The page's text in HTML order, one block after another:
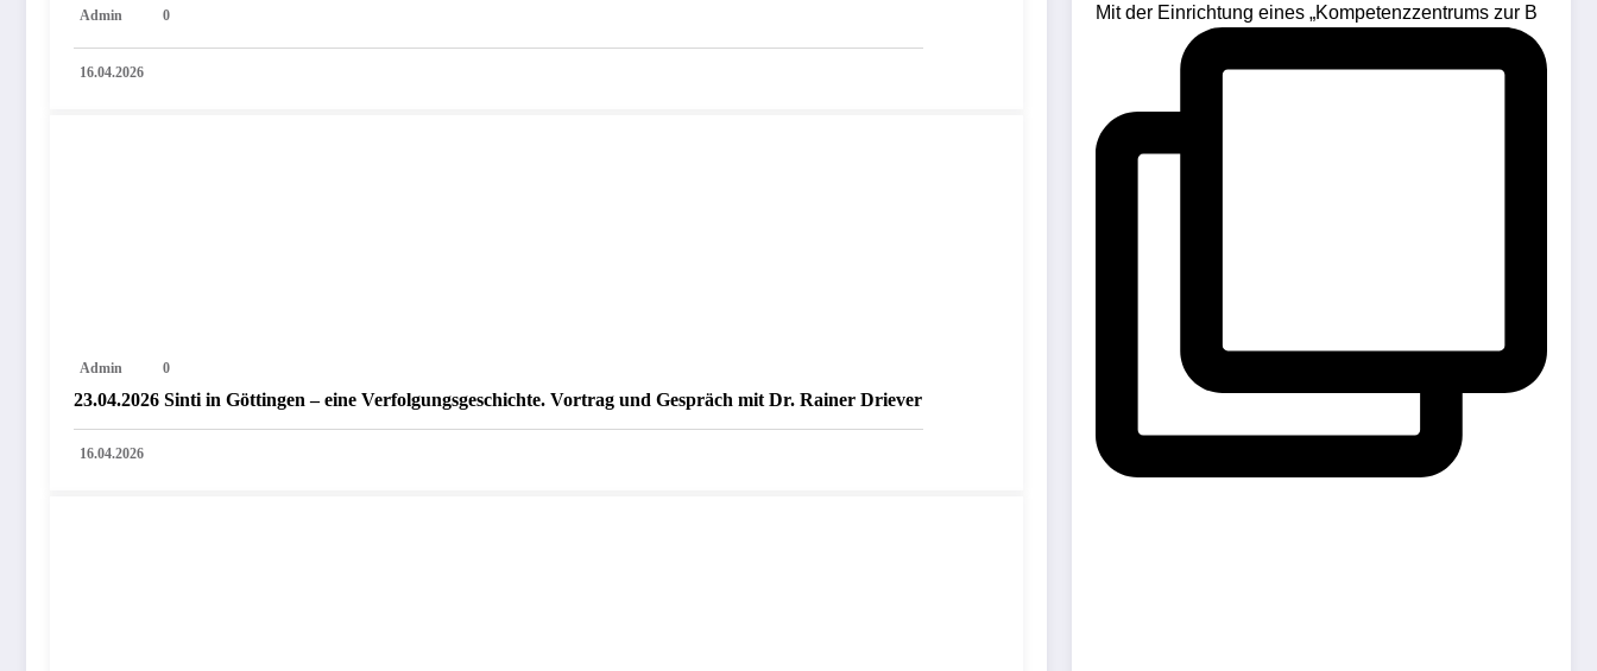
Admin 0
16.04.2026
Admin 0
23.04.2026 Sinti in Göttingen – eine Verfolgungsgeschichte. Vortrag und Gespräch mit Dr. Rainer Driever
16.04.2026
Mit der Einrichtung eines „Kompetenzzentrums zur B